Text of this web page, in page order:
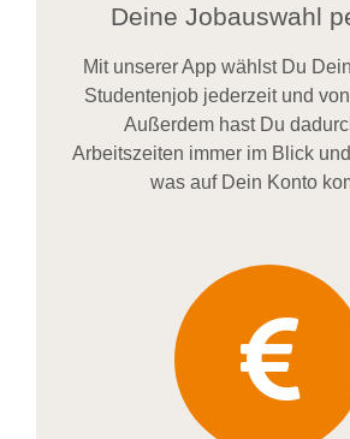
Deine Jobauswahl
Mit unserer App wählst Du
Studentenjob jederzeit und
Außerdem hast Du
Arbeitszeiten immer im Blick
was auf Dein Konto